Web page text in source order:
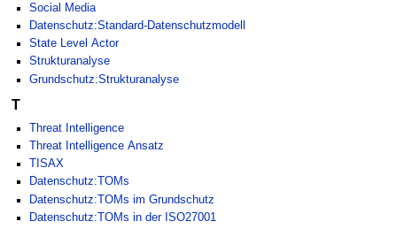
Social Media
Datenschutz:Standard-Datenschutzmodell
State Level Actor
Strukturanalyse
Grundschutz:Strukturanalyse
T
Threat Intelligence
Threat Intelligence Ansatz
TISAX
Datenschutz:TOMs
Datenschutz:TOMs im Grundschutz
Datenschutz:TOMs in der ISO27001